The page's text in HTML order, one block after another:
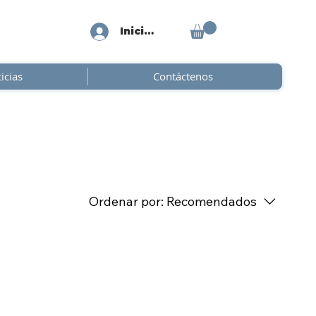
Iniciar sesión
Contáctenos
Ordenar por: Recomendados